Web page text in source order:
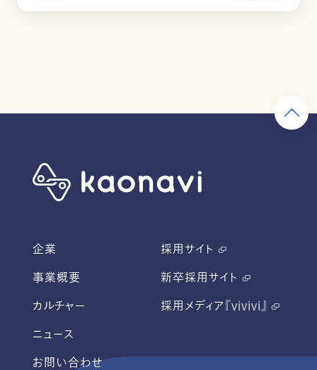
企業
事業概要
カルチャー
ニュース
お問い合わせ
採用サイト
新卒採用サイト
採用メディア『vivivi』